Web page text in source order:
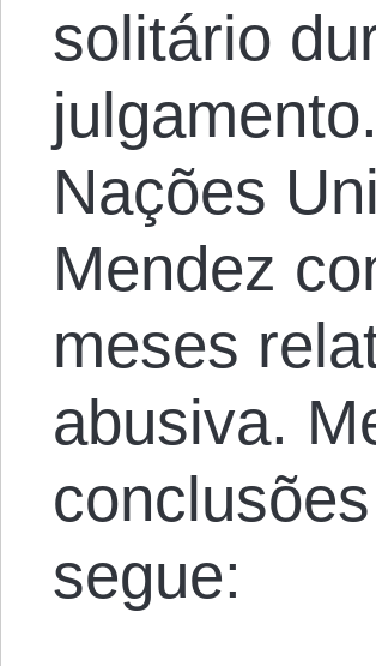
solitário
Nações
Mendez
meses
abusiva.
segue: